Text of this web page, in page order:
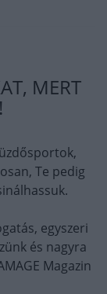
MERT
Te pedig
egyszeri
és nagyra
Magazin